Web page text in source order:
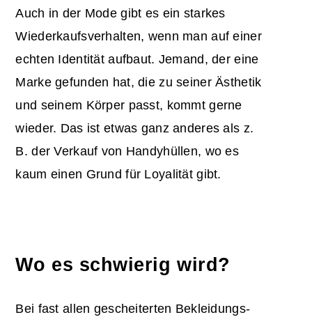
Auch in der Mode gibt es ein starkes
Wiederkaufsverhalten, wenn man auf einer
echten Identität aufbaut. Jemand, der eine
Marke gefunden hat, die zu seiner Ästhetik
und seinem Körper passt, kommt gerne
wieder. Das ist etwas ganz anderes als z.
B. der Verkauf von Handyhüllen, wo es
kaum einen Grund für Loyalität gibt.
Wo es schwierig wird?
Bei fast allen gescheiterten Bekleidungs-